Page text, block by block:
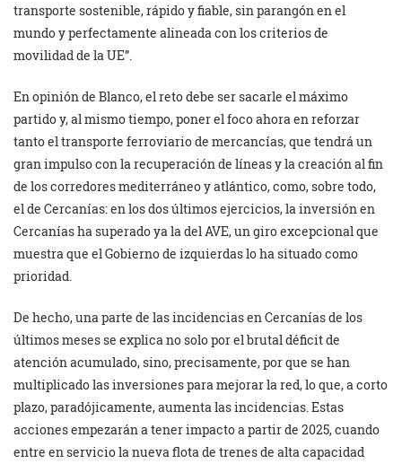
transporte sostenible, rápido y fiable, sin parangón en el
mundo y perfectamente alineada con los criterios de
movilidad de la UE”.
En opinión de Blanco, el reto debe ser sacarle el máximo
partido y, al mismo tiempo, poner el foco ahora en reforzar
tanto el transporte ferroviario de mercancías, que tendrá un
gran impulso con la recuperación de líneas y la creación al fin
de los corredores mediterráneo y atlántico, como, sobre todo,
el de Cercanías: en los dos últimos ejercicios, la inversión en
Cercanías ha superado ya la del AVE, un giro excepcional que
muestra que el Gobierno de izquierdas lo ha situado como
prioridad.
De hecho, una parte de las incidencias en Cercanías de los
últimos meses se explica no solo por el brutal déficit de
atención acumulado, sino, precisamente, por que se han
multiplicado las inversiones para mejorar la red, lo que, a corto
plazo, paradójicamente, aumenta las incidencias. Estas
acciones empezarán a tener impacto a partir de 2025, cuando
entre en servicio la nueva flota de trenes de alta capacidad